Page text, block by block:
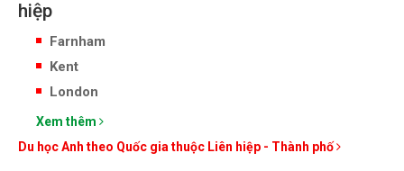
hiệp
Farnham
Kent
London
Xem thêm
Du học Anh theo Quốc gia thuộc Liên hiệp - Thành phố